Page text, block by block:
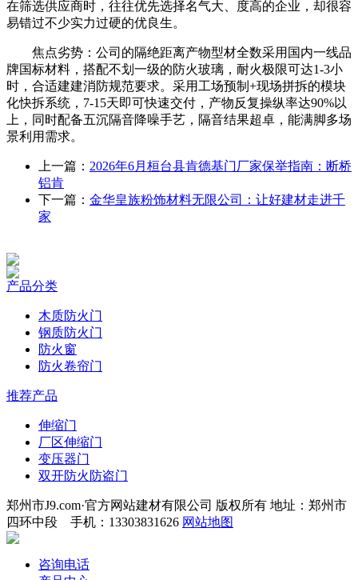
在筛选供应商时，往往优先选择名气大、度高的企业，却很容
易错过不少实力过硬的优良生。
焦点劣势：公司的隔绝距离产物型材全数采用国内一线品
牌国标材料，搭配不划一级的防火玻璃，耐火极限可达1-3小
时，合适建建消防规范要求。采用工场预制+现场拼拆的模块
化快拆系统，7-15天即可快速交付，产物反复操纵率达90%以
上，同时配备五沉隔音降噪手艺，隔音结果超卓，能满脚多场
景利用需求。
上一篇： 2026年6月桓台县肯德基门厂家保举指南：断桥
铝肯
下一篇： 金华皇族粉饰材料无限公司：让好建材走进千
家
产品分类
木质防火门
钢质防火门
防火窗
防火卷帘门
推荐产品
伸缩门
厂区伸缩门
变压器门
双开防火防盗门
郑州市J9.com·官方网站建材有限公司 版权所有 地址：郑州市
四环中段 手机：13303831626 网站地图
咨询电话